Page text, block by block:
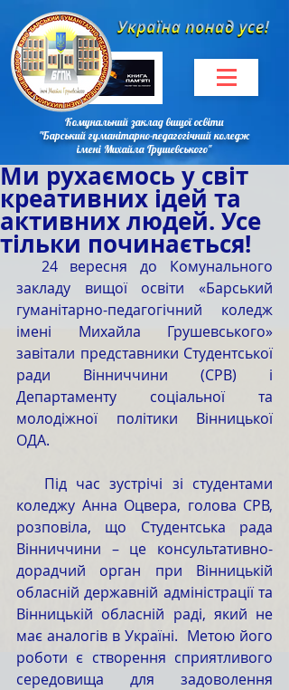
Комунальний заклад вищої освіти
"Барський гуманітарно-педагогічний коледж
імені Михайла Грушевського"
Ми рухаємось у світ
креативних ідей та
активних людей. Усе
тільки починається!
закладу вищої освіти «Барський
гуманітарно-педагогічний коледж
імені Михайла Грушевського»
завітали представники Студентської
ради Вінниччини (СРВ) і
Департаменту соціальної та
молодіжної політики Вінницької
ОДА.
коледжу Анна Оцвера, голова СРВ,
розповіла, що Студентська рада
Вінниччини – це консультативно-
дорадчий орган при Вінницькій
обласній державній адміністрації та
Вінницькій обласній раді, який не
має аналогів в Україні.  Метою його
роботи є створення сприятливого
середовища для задоволення